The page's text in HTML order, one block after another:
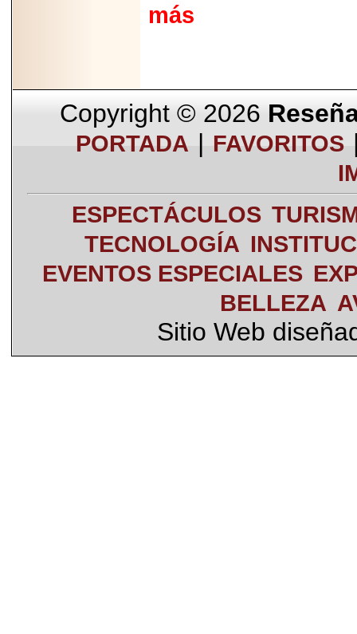
más
Copyright © 2026
PORTADA | FAVORITOS
ESPECTÁCULOS
TECNOLOGÍA
EVENTOS ESPECIALES
BELLEZA
Sitio Web